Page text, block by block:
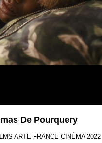
De Pourquery
ARTE FRANCE CINÉMA 2022